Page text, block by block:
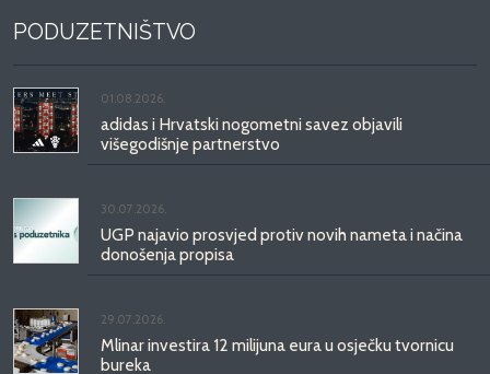
PODUZETNIŠTVO
01.08.2026.
adidas i Hrvatski nogometni savez objavili
višegodišnje partnerstvo
30.07.2026.
UGP najavio prosvjed protiv novih nameta i načina
donošenja propisa
29.07.2026.
Mlinar investira 12 milijuna eura u osječku tvornicu
bureka